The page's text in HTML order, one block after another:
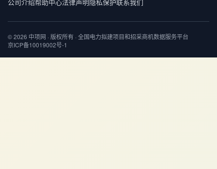
© 2026 中项网 · 版权所有 · 全国电力拟建项目和招采商机数据服务平台
京ICP备10019002号-1